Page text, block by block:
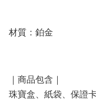
材質：鉑金
｜商品包含｜
珠寶盒、紙袋、保證